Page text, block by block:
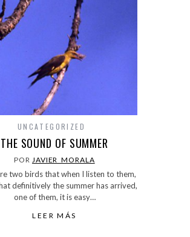
UNCATEGORIZED
THE SOUND OF SUMMER
POR JAVIER_MORALA
two birds that when I listen to them,
definitively the summer has arrived,
one of them, it is easy…
LEER MÁS